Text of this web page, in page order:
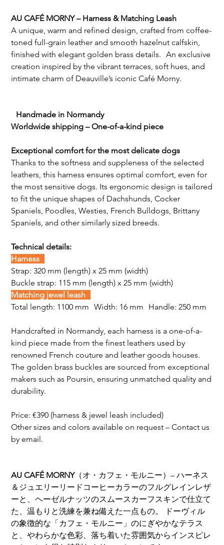
AU CAFÉ MORNY – Harness & Matching Leash
A unique, warm and refined design, crafted from coffee-
toned full-grain leather and smooth hazelnut calfskin,
finished with elegant golden brass details. An exclusive
creation inspired by the vibrant terraces, soft hues, and
intimate charm of Deauville’s iconic Café Morny.
Handmade in Normandy
Worldwide shipping – One-of-a-kind piece
Exceptional comfort for the most delicate dogs
Thanks to the softness and suppleness of the selected
leathers, this harness ensures optimal comfort, even for
the most sensitive dogs. Its ergonomic design is tailored
to fit the unique shapes of Dachshunds, Cocker
Spaniels, Poodles, Westies, French Bulldogs, Brittany
Spaniels, and other similarly sized breeds.
Technical details:
Harness
Strap: 320 mm (length) x 25 mm (width)
Buckle strap: 115 mm (length) x 25 mm (width)
Matching jewel leash
Total length: 1100 mm Width: 16 mm Handle: 250 mm
Handcrafted in Normandy, each harness is a one-of-a-
kind piece made from the finest leathers used by
renowned French couture and leather goods houses.
The golden brass buckles are sourced from exceptional
makers such as Poursin, ensuring unmatched quality and
durability.
Price: €390 (harness & jewel leash included)
Other sizes and colors available on request – Contact us
by email.
AU CAFÉ MORNY（オ・カフェ・モルニー）– ハーネス
＆ジュエリーリードコーヒーカラーのフルグレインレザ
ーと、ヘーゼルナッツのスムースカーフスキンで仕立て
た、温もりと洗練を兼ね備えた一点もの。 ドーヴィル
の象徴的な「カフェ・モルニー」のにぎやかなテラス
と、やわらかな色彩、落ち着いた雰囲気からインスピレ